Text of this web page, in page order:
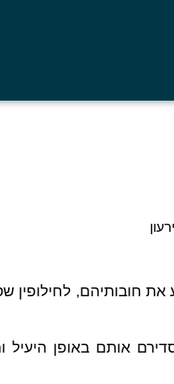
חובותיהם, לחילופין
אותם באופן היעיל